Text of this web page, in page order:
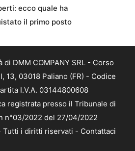
ecco quale ha
il primo posto
DMM COMPANY SRL - Corso
13, 03018 Paliano (FR) - Codice
I.V.A. 03144800608
registrata presso il Tribunale di
n°03/2022 del 27/04/2022
i diritti riservati - Contattaci